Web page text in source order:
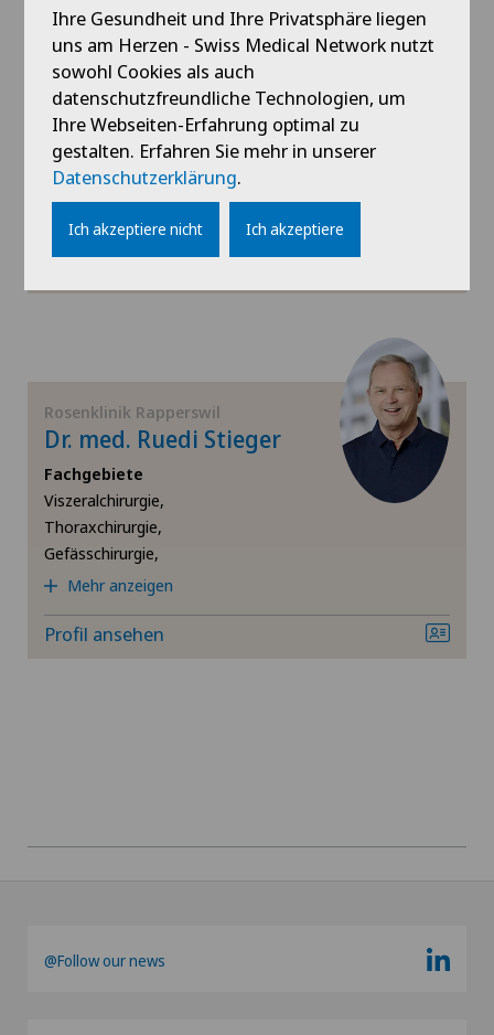
Kreuzbandriss
Meniskusriss (Meniskusläsion)
Morton Neurom
Nieren- und Harnwegserkrankungen
Orthopädische Chirurgie
Rotatorenmanschettenruptur
Schulterchirurgie
Schultergelenkarthrose
Schulterimpingement
Urologie
Rosenklinik Rapperswil
Dr. med. Ben Schulz
Fachgebiete
Orthopädische Chirurgie,
Sportmedizin,
Hüftchirurgie,
Mehr anzeigen
Rosenklinik Rapperswil
Dr. med. Ruedi Stieger
Fachgebiete
Viszeralchirurgie,
Thoraxchirurgie,
Gefässchirurgie,
Mehr anzeigen
Profil ansehen
@Follow our news
Ihre Gesundheit und Ihre Privatsphäre liegen
uns am Herzen - Swiss Medical Network nutzt
sowohl Cookies als auch
datenschutzfreundliche Technologien, um
Ihre Webseiten-Erfahrung optimal zu
gestalten. Erfahren Sie mehr in unserer
Datenschutzerklärung.
Ich akzeptiere nicht Ich akzeptiere